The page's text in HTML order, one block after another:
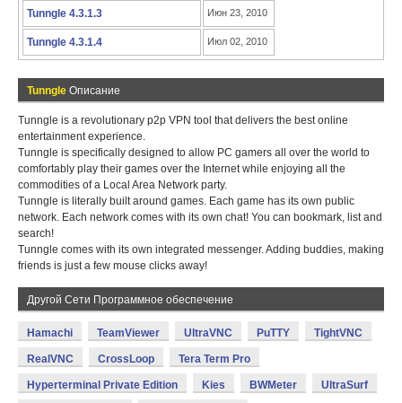
Tunngle 4.3.1.3 Июн 23, 2010
Tunngle 4.3.1.4 Июл 02, 2010
Tunngle Описание
Tunngle is a revolutionary p2p VPN tool that delivers the best online
entertainment experience.
Tunngle is specifically designed to allow PC gamers all over the world to
comfortably play their games over the Internet while enjoying all the
commodities of a Local Area Network party.
Tunngle is literally built around games. Each game has its own public
network. Each network comes with its own chat! You can bookmark, list and
search!
Tunngle comes with its own integrated messenger. Adding buddies, making
friends is just a few mouse clicks away!
Другой Сети Программное обеспечение
Hamachi TeamViewer UltraVNC PuTTY TightVNC
RealVNC CrossLoop Tera Term Pro
Hyperterminal Private Edition Kies BWMeter UltraSurf